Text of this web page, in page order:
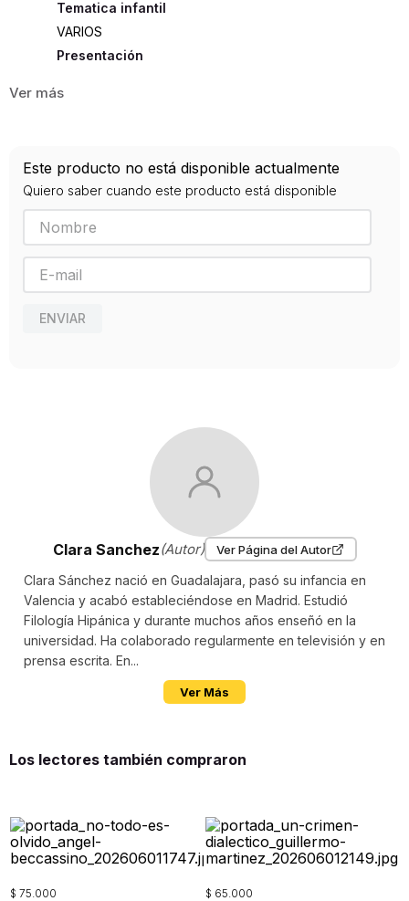
Tematica infantil
VARIOS
Presentación
9789584280244
Editorial
BOOKET
Año de publicación
2019
Este producto no está disponible actualmente
Quiero saber cuando este producto está disponible
ENVIAR
Clara Sanchez(Autor) Ver Página del Autor
Clara Sánchez nació en Guadalajara, pasó su infancia en
Valencia y acabó estableciéndose en Madrid. Estudió
Filología Hipánica y durante muchos años enseñó en la
universidad. Ha colaborado regularmente en televisión y en
prensa escrita. En...
Ver Más
Los lectores también compraron
$ 75.000 $ 65.000